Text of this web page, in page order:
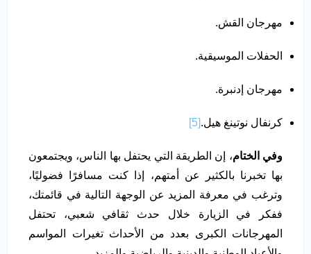
مهرجان القش.
الحفلات الموسيقية.
مهرجان إدنبرة.
كرنفال نوتينغ هيل.[5]
وفي الختام، إن الطريقة التي يحتفل بها الناس، ويجتمعون
بها تخبرنا بالكثير عن أمتهم، إذا كنت مسافرًا فضوليًا،
وترغب في معرفة المزيد عن الوجهة التالية في قائمتك،
ففكر في الزيارة خلال حدث ثقافي شعبي، تحتفل
المهرجانات الكبرى بعدد من الأحداث تغيرات المواسم